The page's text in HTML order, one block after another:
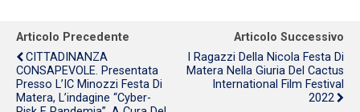
Articolo Precedente
CITTADINANZA
CONSAPEVOLE. Presentata
Presso L’IC Minozzi Festa Di
Matera, L’indagine “Cyber-
Articolo Successivo
I Ragazzi Della Nicola Festa Di
Matera Nella Giuria Del Cactus
International Film Festival
2022